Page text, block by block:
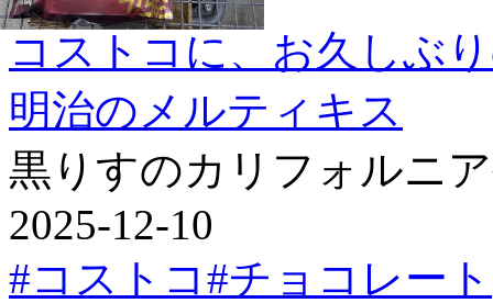
コストコに、お久しぶ
明治のメルティキス
黒りすのカリフォルニ
2025-12-10
#コストコ#チョコレート